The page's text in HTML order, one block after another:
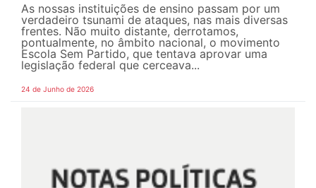
As nossas instituições de ensino passam por um
verdadeiro tsunami de ataques, nas mais diversas
frentes. Não muito distante, derrotamos,
pontualmente, no âmbito nacional, o movimento
Escola Sem Partido, que tentava aprovar uma
legislação federal que cerceava...
24 de Junho de 2026